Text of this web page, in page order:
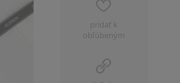
pridať k
obľúbeným